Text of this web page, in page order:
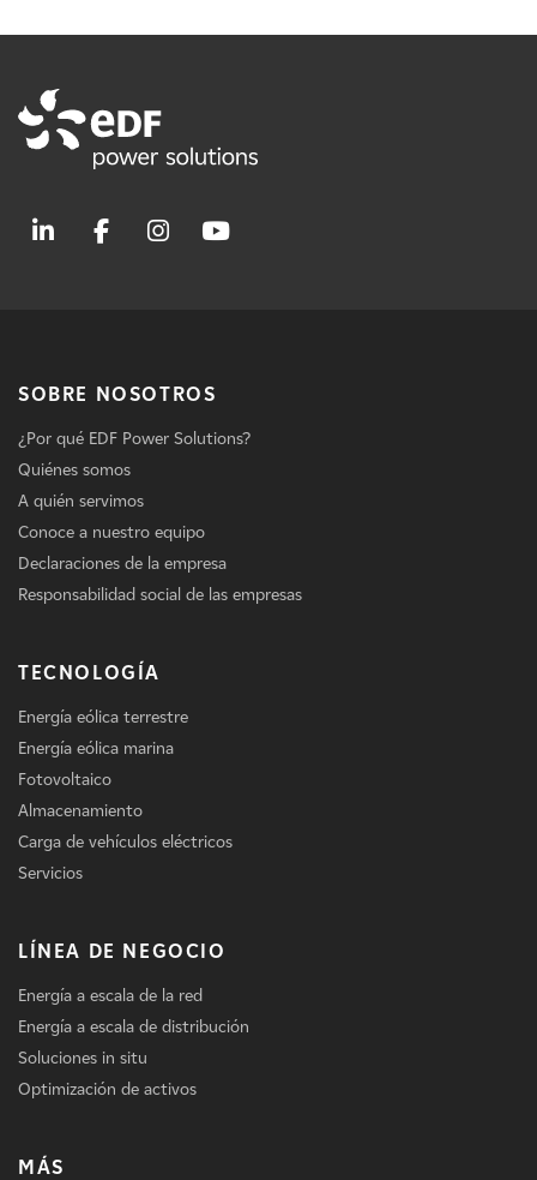
SOBRE NOSOTROS
¿Por qué EDF Power Solutions?
Quiénes somos
A quién servimos
Conoce a nuestro equipo
Declaraciones de la empresa
Responsabilidad social de las empresas
TECNOLOGÍA
Energía eólica terrestre
Energía eólica marina
Fotovoltaico
Almacenamiento
Carga de vehículos eléctricos
Servicios
LÍNEA DE NEGOCIO
Energía a escala de la red
Energía a escala de distribución
Soluciones in situ
Optimización de activos
MÁS